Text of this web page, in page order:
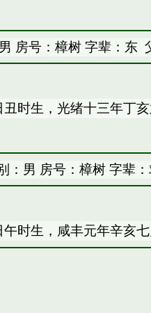
房号：樟树 字辈：东
时生，光绪十三年丁
：男 房号：樟树 字辈
时生，咸丰元年辛亥